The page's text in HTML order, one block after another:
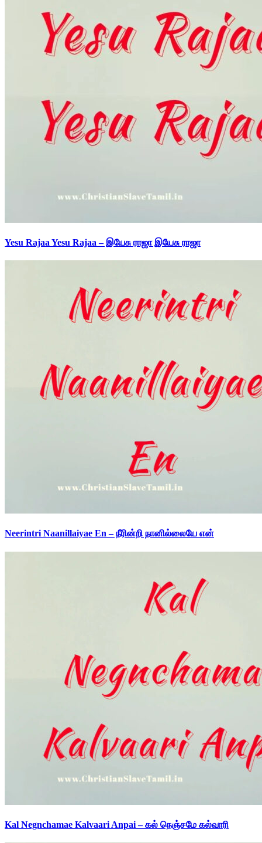
Yesu Rajaa Yesu Rajaa – இயேசு ராஜா இயேசு ராஜா
Neerintri Naanillaiyae En – நீரின்றி நானில்லையே என்
Kal Negnchamae Kalvaari Anpai – கல் நெஞ்சமே கல்வாரி